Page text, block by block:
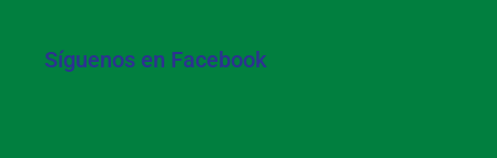
Síguenos en Facebook